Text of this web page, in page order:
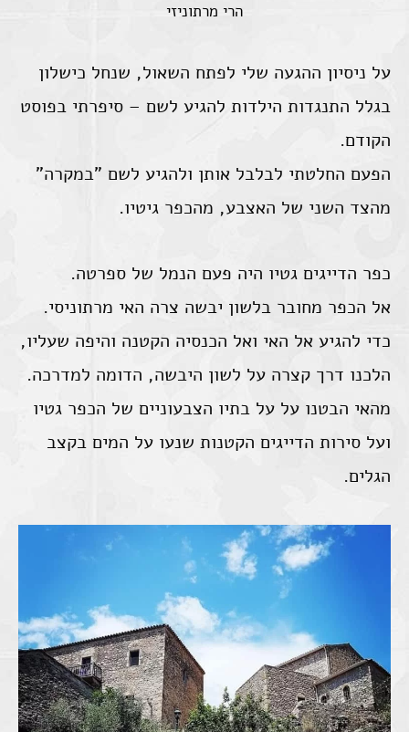
הרי מרתוניזי
על ניסיון ההגעה שלי לפתח השאול, שנחל כישלון
בגלל התנגדות הילדות להגיע לשם – סיפרתי בפוסט
הקודם.
הפעם החלטתי לבלבל אותן ולהגיע לשם "במקרה"
מהצד השני של האצבע, מהכפר גיטיו.
כפר הדייגים גטיו היה פעם הנמל של ספרטה.
אל הכפר מחובר בלשון יבשה צרה האי מרתוניסי.
כדי להגיע אל האי ואל הכנסיה הקטנה והיפה שעליו,
הלכנו דרך קצרה על לשון היבשה, הדומה למדרכה.
מהאי הבטנו על על בתיו הצבעוניים של הכפר גטיו
ועל סירות הדייגים הקטנות שנעו על המים בקצב
הגלים.